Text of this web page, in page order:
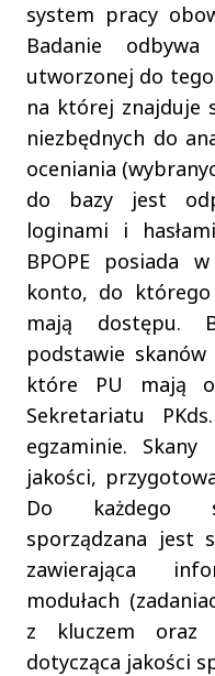
system pracy
Badanie
utworzonej do
na której znajduje
niezbędnych do
oceniania
do bazy jest
loginami i
BPOPE posiada
konto, do którego
mają dostępu.
podstawie skanów
które PU mają
Sekretariatu
egzaminie.
jakości,
Do każdego
sporządzana jest
zawierająca
modułach
z kluczem oraz
dotycząca jakości